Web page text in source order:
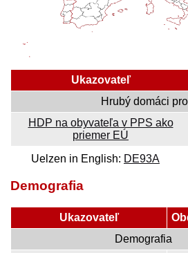
Ukazovateľ
Hrubý domáci
HDP na obyvateľa v PPS ako
priemer EÚ
Uelzen in English: DE93A
Demografia
Ukazovateľ
Demografia